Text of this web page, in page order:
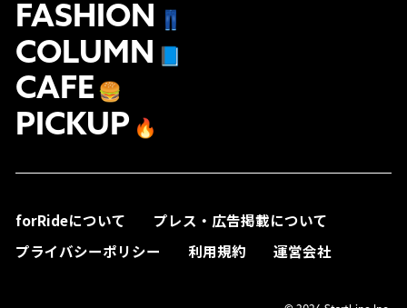
FASHION 👖
COLUMN
CAFE 🍔
PICKUP 🔥
forRideについて
プレス・広告掲載について
プライバシーポリシー
利用規約 運営会社